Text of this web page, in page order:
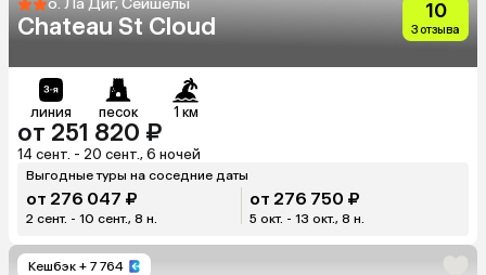
о. Ла Диг, Сейшелы
Chateau St Cloud
10
3 отзыва
линия песок 1 км
от 251 820 ₽
14 сент. - 20 сент., 6 ночей
Выгодные туры на соседние даты
от 276 047 ₽
2 сент. - 10 сент., 8 н.
от 276 750 ₽
5 окт. - 13 окт., 8 н.
Кешбэк + 7 764